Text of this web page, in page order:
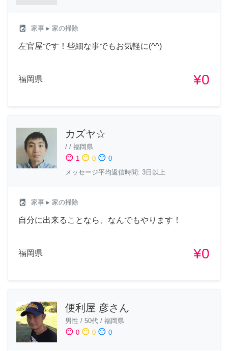
local_laundry_service 家事 ▸ 家の掃除
左官屋です！些細な事でもお気軽に(^^)
福岡県 ¥0
カズヤ☆
/ / 福岡県
sentiment_satisfied 1 sentiment_neutral 0 sentiment_dissatisfied 0
メッセージ平均返信時間: 3日以上
local_laundry_service 家事 ▸ 家の掃除
自分に出来ることなら、なんでもやります！
福岡県 ¥0
便利屋 彦さん
男性 / 50代 / 福岡県
sentiment_satisfied 0 sentiment_neutral 0 sentiment_dissatisfied 0